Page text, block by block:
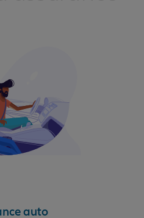
auto